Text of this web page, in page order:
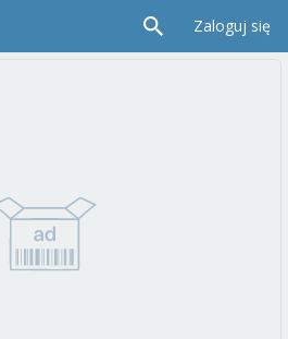
Zaloguj się